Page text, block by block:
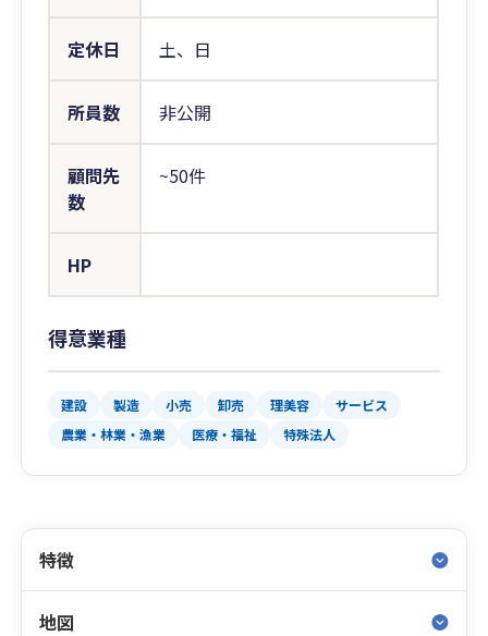
定休日 土、日
所員数 非公開
顧問先
数
~50件
HP
得意業種
建設 製造 小売 卸売 理美容
サービス
農業・林業・漁業
医療・福祉 特殊法人
特徴
地図